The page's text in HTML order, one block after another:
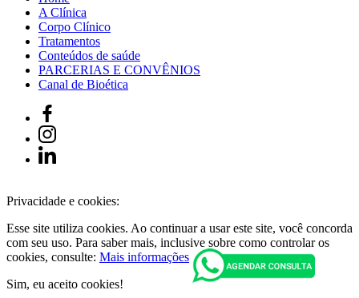
A Clínica
Corpo Clínico
Tratamentos
Conteúdos de saúde
PARCERIAS E CONVÊNIOS
Canal de Bioética
Privacidade e cookies:
Esse site utiliza cookies. Ao continuar a usar este site, você concorda
com seu uso. Para saber mais, inclusive sobre como controlar os
cookies, consulte: Mais informações
Sim, eu aceito cookies!